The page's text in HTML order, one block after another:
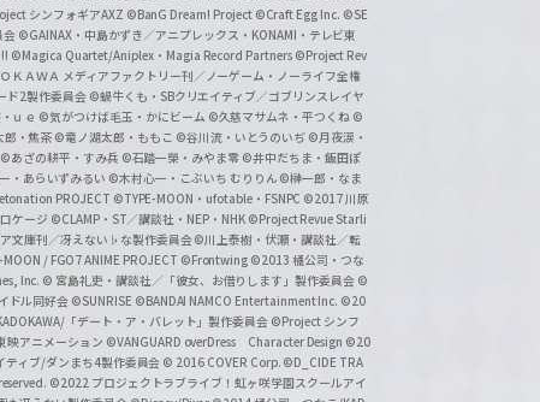
シンフォギアAXZ ©BanG Dream! Project ©Craft Egg Inc. ©SE
会 ©GAINAX・中島かずき／アニプレックス・KONAMI・テレビ東
©Magica Quartet/Aniplex・Magia Record Partners ©Project Rev
ＫＡＷＡ メディアファクトリー刊／ノーゲーム・ノーライフ全権
ド2製作委員会 ©蝸牛くも・SBクリエイティブ／ゴブリンスレイヤ
ｕｅ ©気がつけば毛玉・かにビーム ©久慈マサムネ・平つくね ©
・焦茶 ©竜ノ湖太郎・ももこ ©谷川流・いとうのいぢ ©月夜涙・
©あざの耕平・すみ兵 ©石踏一榮・みやま零 ©井中だちま・飯田ぽ
・あらいずみるい ©木村心一・こぶいち むりりん ©榊一郎・なま
PROJECT ©TYPE-MOON・ufotable・FSNPC ©2017 川原
ケージ ©CLAMP・ST／講談社・NEP・NHK ©Project Revue Starli
文庫刊／冴えない♭な製作委員会©川上泰樹・伏瀬・講談社／転
/ FGO7 ANIME PROJECT ©Frontwing ©2013 橘公司・つな
Inc. © 宮島礼吏・講談社／「彼女、お借りします」製作委員会 ©
ドル同好会 ©SUNRISE ©BANDAI NAMCO Entertainment Inc. ©20
「デート・ア・バレット」製作委員会 ©Project シンフ
映アニメーション ©VANGUARD overDress Character Design ©20
ティブ/ダンまち4製作委員会 © 2016 COVER Corp. ©D_CIDE TRA
©2022 プロジェクトラブライブ！虹ヶ咲学園スクールアイ